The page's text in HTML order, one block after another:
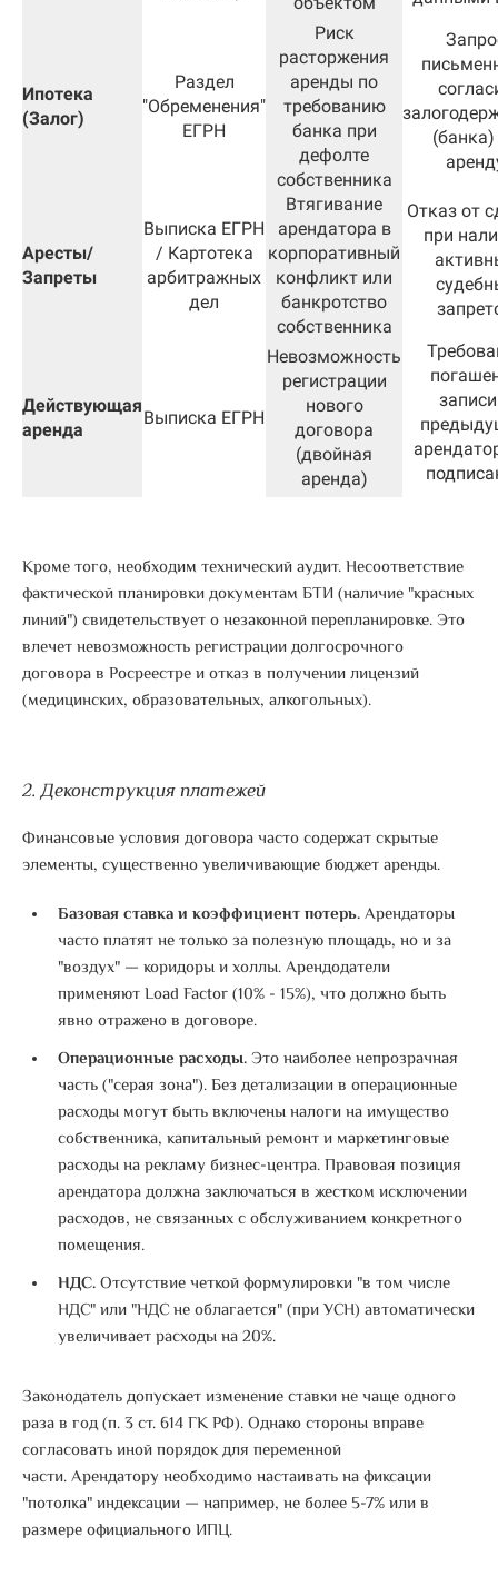
Ипотека
(Залог)
Раздел
"Обременения"
ЕГРН
Риск
расторжения
аренды по
требованию
банка при
дефолте
собственника
(банка)
Аресты/
Запреты
Выписка ЕГРН
/ Картотека
арбитражных
дел
Втягивание
арендатора в
корпоративный
конфликт или
банкротство
собственника
Отказ от
при
Действующая
аренда
Выписка ЕГРН
Невозможность
регистрации
нового
договора
(двойная
аренда)
Кроме того, необходим технический аудит. Несоответствие
фактической планировки документам БТИ (наличие "красных
линий") свидетельствует о незаконной перепланировке. Это
влечет невозможность регистрации долгосрочного
договора в Росреестре и отказ в получении лицензий
(медицинских, образовательных, алкогольных).
2. Деконструкция платежей
Финансовые условия договора часто содержат скрытые
элементы, существенно увеличивающие бюджет аренды.
Базовая ставка и коэффициент потерь. Арендаторы
часто платят не только за полезную площадь, но и за
"воздух" — коридоры и холлы. Арендодатели
применяют Load Factor (10% - 15%), что должно быть
явно отражено в договоре.
Операционные расходы. Это наиболее непрозрачная
часть ("серая зона"). Без детализации в операционные
расходы могут быть включены налоги на имущество
собственника, капитальный ремонт и маркетинговые
расходы на рекламу бизнес-центра. Правовая позиция
арендатора должна заключаться в жестком исключении
расходов, не связанных с обслуживанием конкретного
помещения.
НДС. Отсутствие четкой формулировки "в том числе
НДС" или "НДС не облагается" (при УСН) автоматически
увеличивает расходы на 20%.
Законодатель допускает изменение ставки не чаще одного
раза в год (п. 3 ст. 614 ГК РФ). Однако стороны вправе
согласовать иной порядок для переменной
части. Арендатору необходимо настаивать на фиксации
"потолка" индексации — например, не более 5-7% или в
размере официального ИПЦ.